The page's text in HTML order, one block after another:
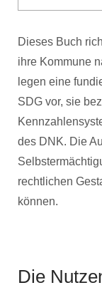
Dieses Buch
ihre Kommune
legen eine
SDG vor, sie
des DNK. Die
rechtlichen
können.
Die